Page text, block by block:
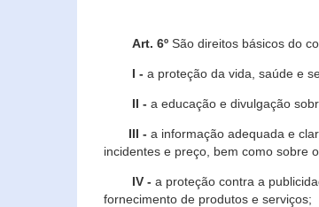
Art. 6º São direitos básicos do
I - a proteção da vida, saúde e
II - a educação e divulgação
III - a informação adequada e
incidentes e preço, bem como
IV - a proteção contra a
fornecimento de produtos e serviços;